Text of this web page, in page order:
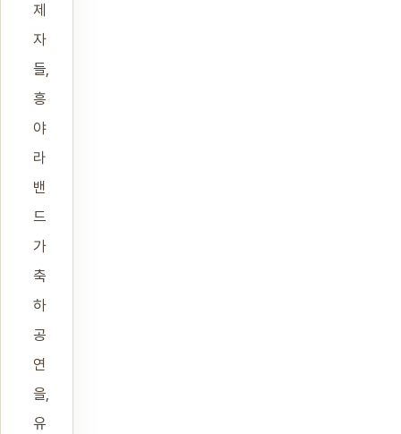
제
자
들,
흥
야
라
밴
드
가
축
하
공
연
을,
유